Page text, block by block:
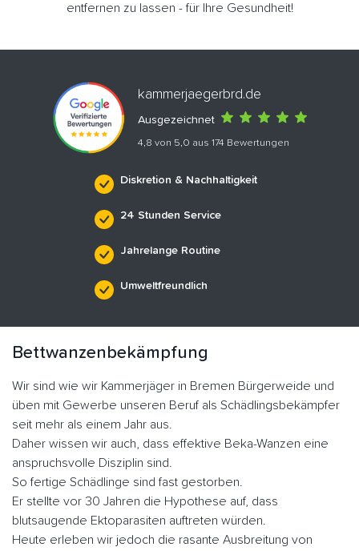
entfernen zu lassen - für Ihre Gesundheit!
kammerjaegerbrd.de
Ausgezeichnet
4,8 von 5,0 aus 174 Bewertungen
Diskretion & Nachhaltigkeit
24 Stunden Service
Jahrelange Routine
Umweltfreundlich
Bettwanzenbekämpfung
Wir sind wie wir Kammerjäger in Bremen Bürgerweide und
üben mit Gewerbe unseren Beruf als Schädlingsbekämpfer
seit mehr als einem Jahr aus.
Daher wissen wir auch, dass effektive Beka-Wanzen eine
anspruchsvolle Disziplin sind.
So fertige Schädlinge sind fast gestorben.
Er stellte vor 30 Jahren die Hypothese auf, dass
blutsaugende Ektoparasiten auftreten würden.
Heute erleben wir jedoch die rasante Ausbreitung von